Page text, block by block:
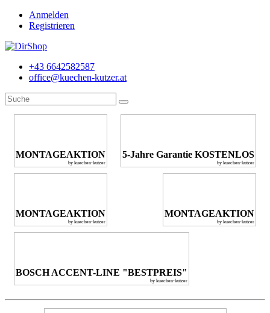
Anmelden
Registrieren
+43 6642582587
office@kuechen-kutzer.at
MONTAGEAKTION
by kuechen-kutzer
5-Jahre Garantie KOSTENLOS
by kuechen-kutzer
MONTAGEAKTION
by kuechen-kutzer
MONTAGEAKTION
by kuechen-kutzer
BOSCH ACCENT-LINE "BESTPREIS"
by kuechen-kutzer